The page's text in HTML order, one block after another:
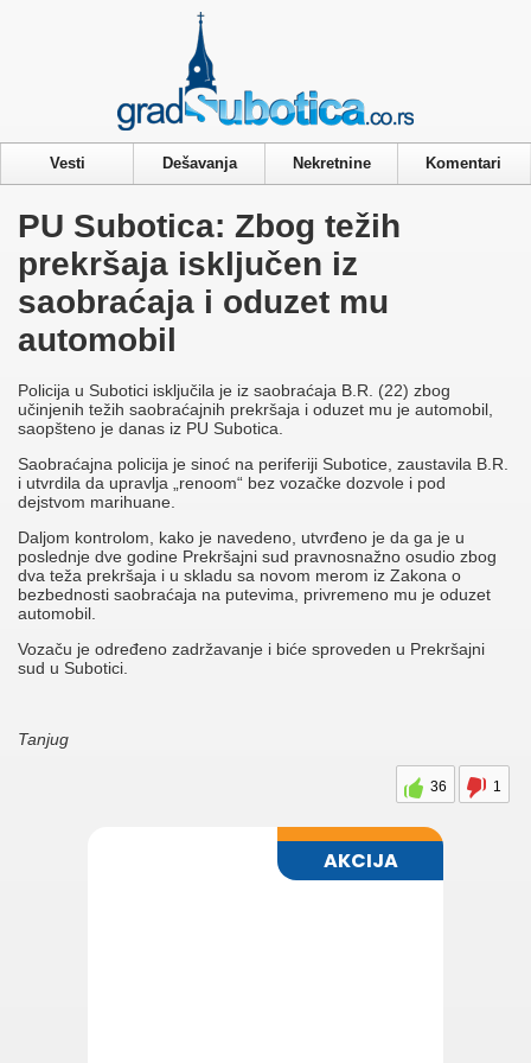
Vesti Dešavanja Nekretnine Komentari
PU Subotica: Zbog težih
prekršaja isključen iz
saobraćaja i oduzet mu
automobil
Policija u Subotici isključila je iz saobraćaja B.R. (22) zbog
učinjenih težih saobraćajnih prekršaja i oduzet mu je automobil,
saopšteno je danas iz PU Subotica.
Saobraćajna policija je sinoć na periferiji Subotice, zaustavila B.R.
i utvrdila da upravlja „renoom“ bez vozačke dozvole i pod
dejstvom marihuane.
Daljom kontrolom, kako je navedeno, utvrđeno je da ga je u
poslednje dve godine Prekršajni sud pravnosnažno osudio zbog
dva teža prekršaja i u skladu sa novom merom iz Zakona o
bezbednosti saobraćaja na putevima, privremeno mu je oduzet
automobil.
Vozaču je određeno zadržavanje i biće sproveden u Prekršajni
sud u Subotici.
Tanjug
36 1
Privacy & Cookies Policy